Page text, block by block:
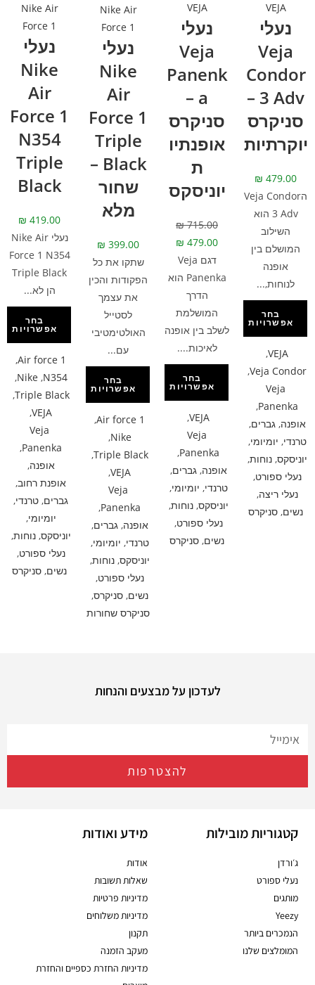
VEJA
נעלי
Veja
Condor
3 Adv –
סניקרס
יוקרתיות
₪ 479.00
הVeja Condor
3 Adv הוא
השילוב
המושלם בין
אופנה
לנוחות,...
בחר
אפשרויות
VEJA
,
Veja Condor
,
Veja
Panenka
,
אופנה,גברים,
טרנדי, יומיומי,
יוניסקס,נוחות,
נעלי ספורט,
נעלי ריצה,
נשים, סניקרס
VEJA
נעלי
Veja
Panenk
a –
סניקרס
אופנתיו
ת
יוניסקס
₪715.00
₪ 479.00
דגם Veja
Panenka הוא
הדרך
המושלמת
לשלב בין אופנה
לאיכות....
בחר
אפשרויות
VEJA
,
Veja
Panenka
,
אופנה,גברים,
טרנדי, יומיומי,
יוניסקס,נוחות,
נעלי ספורט,
נשים, סניקרס
Nike Air
Force 1
נעלי
Nike
Air
Force 1
Triple
Black –
שחור
מלא
₪ 399.00
שתקו את כל
הפקודות והכין
את עצמך
לסטייל
האולטימטיבי
עם...
בחר
אפשרויות
Air force 1
,
Nike
,
Triple Black
,
VEJA
,
Veja
Panenka
,
אופנה,גברים,
טרנדי, יומיומי,
יוניסקס,נוחות,
נעלי ספורט,
נשים,סניקרס,
סניקרס שחורות
Nike Air
Force 1
נעלי
Nike
Air
Force 1
N354
Triple
Black
₪ 419.00
נעלי Nike Air
Force 1 N354
Triple Black
הן לא...
בחר
אפשרויות
Air force 1
,
N354
,
Nike
,
Triple Black
,
VEJA
,
Veja
Panenka
,
אופנה,
אופנת רחוב,
גברים, טרנדי,
יומיומי,
יוניסקס,נוחות,
נעלי ספורט,
נשים, סניקרס
לעדכון על מבצעים והנחות
להצטרפות
קטגוריות מובילות
ג׳ורדן
נעלי ספורט
מותגים
Yeezy
הנמכרים ביותר
המומלצים שלנו
מידע ואודות
אודות
שאלות תשובות
מדיניות פרטיות
מדיניות משלוחים
תקנון
מעקב הזמנה
מדיניות החזרת כספיים והחזרת